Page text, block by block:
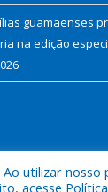
guamaenses
na edição
Guamá.
utilizar
acesse